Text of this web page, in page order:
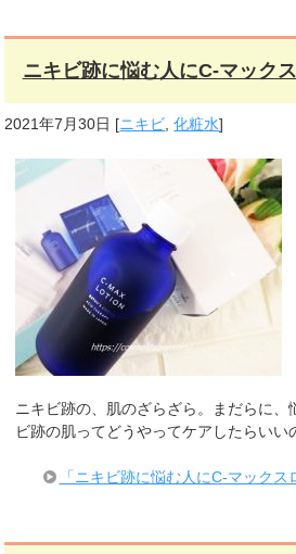
ニキビ跡に悩む人にC-マック
2021年7月30日 [ニキビ,化粧水]
ニキビ跡の、肌のざらざら。まだらに、
ビ跡の肌ってどうやってケアしたらいい
「ニキビ跡に悩む人にC-マック